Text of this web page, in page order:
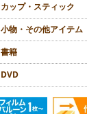
カップ・スティック
小物・その他アイテム
書籍
DVD